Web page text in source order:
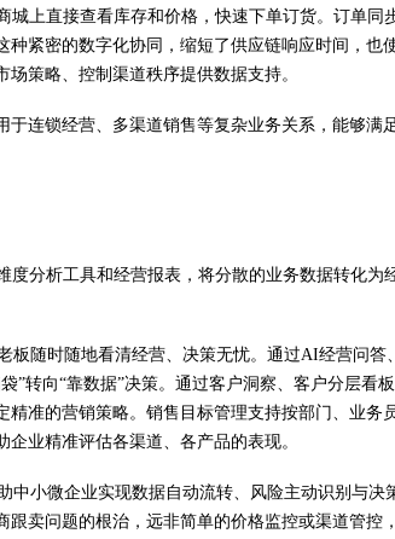
上直接查看库存和价格，快速下单订货。订单同
紧密的数字化协同，缩短了供应链响应时间，也
策略、控制渠道秩序提供数据支持。
于连锁经营、多渠道销售等复杂业务关系，能够满
分析工具和经营报表，将分散的业务数据转化为
随时随地看清经营、决策无忧。通过AI经营问答、
转向“靠数据”决策。通过客户洞察、客户分层看板
准的营销策略。销售目标管理支持按部门、业务员
业精准评估各渠道、各产品的表现。
中小微企业实现数据自动流转、风险主动识别与决
卖问题的根治，远非简单的价格监控或渠道管控